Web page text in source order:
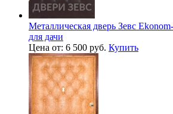
Металлическая дверь Зевс
для дачи
Цена от: 6 500 руб. Купить